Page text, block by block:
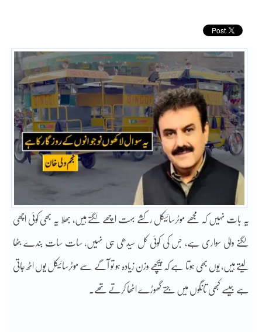
یہ بات نہیں کہ مجھے موٹرسائیکل رکشے بہت اچھے لگتے ہیں، بھلا یہ بھی کوئی اچھی
لگنے والی سواری ہے، جس کی کوئی کل سیدھی ہی نہیں، سات سات بندے بٹھا
لیتے ہیں، یوں بھی ہوتا ہے کہ پیچھے وزن زیادہ ہو تو آگے سے موٹرسائیکل یوں اٹھ جاتی
ہے جیسے کبھی تانگوں میں جتے گھوڑے اٹھا کرتے تھے۔